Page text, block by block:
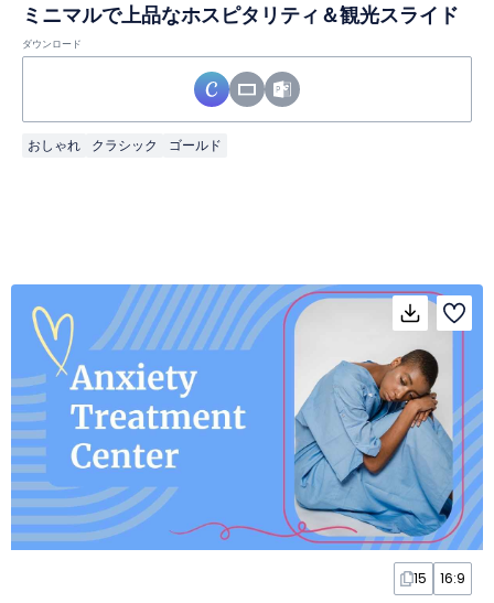
ミニマルで上品なホスピタリティ＆観光スライド
ダウンロード
おしゃれ クラシック ゴールド
15 16:9